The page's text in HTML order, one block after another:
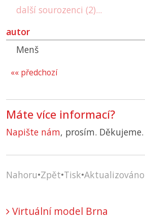
další sourozenci (2)...
autor
Menš
«« předchozí
Máte více informací?
Napište nám, prosím. Děkujeme.
Nahoru•Zpět•Tisk•
Virtuální model Brna